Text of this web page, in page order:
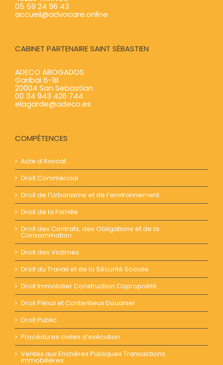
05 59 24 96 43
accueil@advocare.online
CABINET PARTENAIRE SAINT SÉBASTIEN
ADECO ABOGADOS
Garibai 6-1B
20004 San Sebastian
00 34 943 426 744
elagarde@adeco.es
COMPÉTENCES
Acte d’Avocat
Droit Commercial
Droit de l’Urbanisme et de l’environnement
Droit de la Famille
Droit des Contrats, des Obligations et de la
Consommation
Droit des Victimes
Droit du Travail et de la Sécurité Sociale
Droit Immobilier Construction Copropriété
Droit Pénal et Contentieux Douanier
Droit Public
Procédures civiles d’exécution
Ventes aux Enchères Publiques Transactions
immobilières